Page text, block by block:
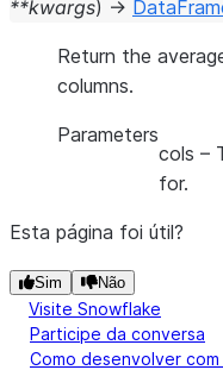
**kwargs) →
Return the
columns.
Parameters
cols –
for.
Esta página foi útil?
Sim Não
Visite Snowflake
Participe da conversa
Como desenvolver